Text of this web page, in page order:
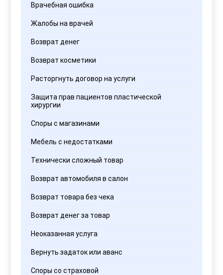
Врачебная ошибка
Жалобы на врачей
Возврат денег
Возврат косметики
Расторгнуть договор на услуги
Защита прав пациентов пластической
хирургии
Споры с магазинами
Мебель с недостатками
Технически сложный товар
Возврат автомобиля в салон
Возврат товара без чека
Возврат денег за товар
Неоказанная услуга
Вернуть задаток или аванс
Споры со страховой